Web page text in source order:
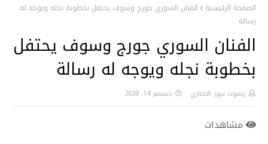
الصفحة الرئيسية
الفنان السوري جورج وسوف يحتفل بخطوبة نجله ويوجه له
رسالة
الفنان السوري جورج وسوف يحتفل
بخطوبة نجله ويوجه له رسالة
ريموت نيوز الاخباري ديسمبر 14, 2020
مشاهدات